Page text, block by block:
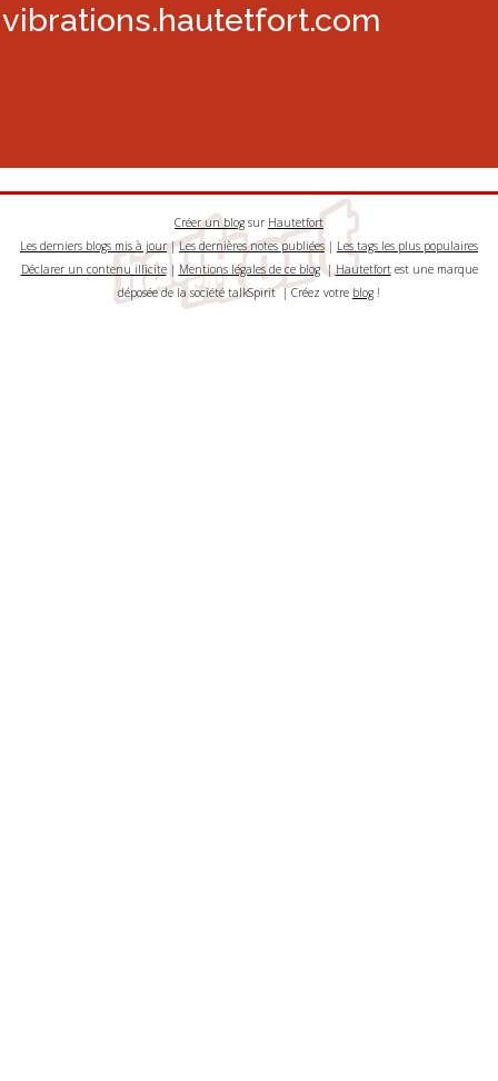
vibrations.hautetfort.com
Créer un blog sur Hautetfort
Les derniers blogs mis à jour|Les dernières notes publiées | Les tags les plus populaires
Déclarer un contenu illicite| Mentions légales de ce blog|Hautetfortest une marque
déposée de la société talkSpirit | Créez votre blog !